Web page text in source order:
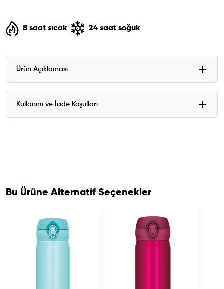
8 saat sıcak 24 saat soğuk
Ürün Açıklaması
Kullanım ve İade Koşulları
Bu Ürüne Alternatif Seçenekler